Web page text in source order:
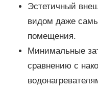
Эстетичный
видом даже
помещения.
Минимальные
сравнению с